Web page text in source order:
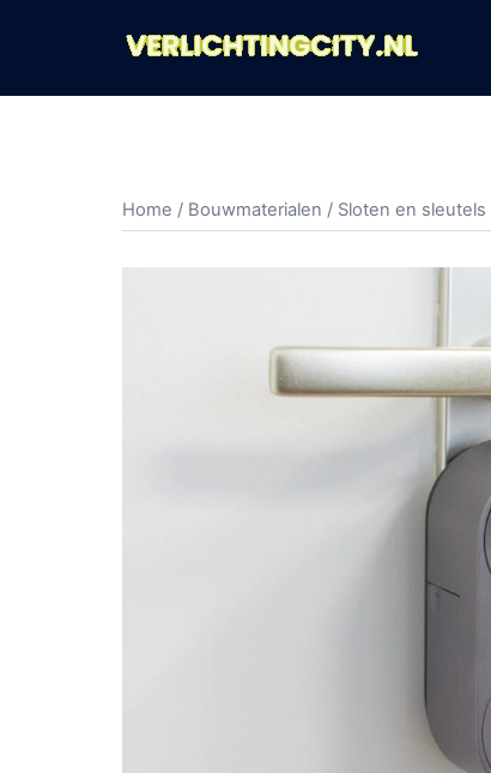
Home / Bouwmaterialen / Sloten en sleutels